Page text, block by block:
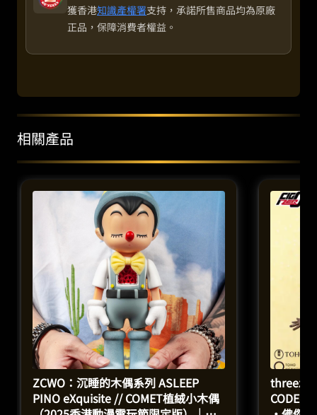
獲香港知識產權署支持，承諾所售商品均為原廠
正品，保障消費者權益。
相關產品
ZCWO：沉睡的木偶系列 ASLEEP
PINO eXquisite // COMET植絨小木偶
CODE: